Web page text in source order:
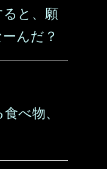
と、願
んだ？
べ物、